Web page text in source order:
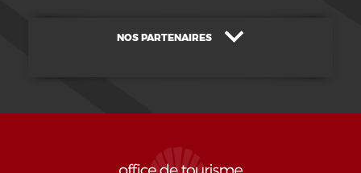
NOS PARTENAIRES